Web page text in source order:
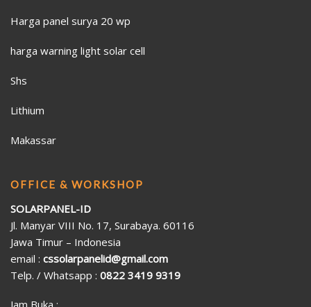
Harga panel surya 20 wp
harga warning light solar cell
Shs
Lithium
Makassar
OFFICE & WORKSHOP
SOLARPANEL-ID
Jl. Manyar VIII No. 17, Surabaya. 60116
Jawa Timur – Indonesia
email : cssolarpanelid@gmail.com
Telp. / Whatsapp : 0822 3419 9319